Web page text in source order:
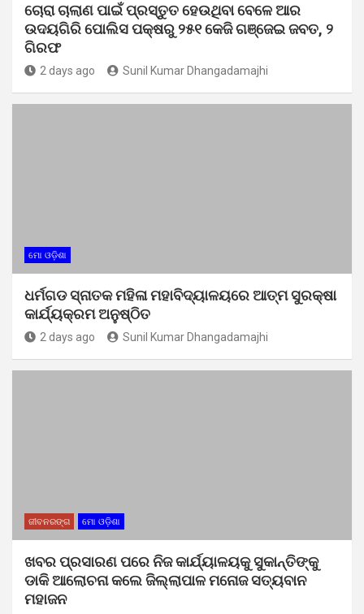
ଚୋରା ଚାଲାଣ ପାଇଁ ପ୍ରସ୍ତୁତ ହେଉଥିବା ବେଳେ ଆର
ଉଦୟଗିରି ପୋଲିସ ପକ୍ଷରୁ ୨୫୧ କେଜି ଗଞ୍ଜେଇ ଜବତ, ୨
ଗିରଫ
2 days ago Sunil Kumar Dhangadamajhi
ମୋ ଓଡ଼ିଶା
ଧର୍ମଗଡ ସ୍ନାତକ ମହିଳା ମହାବିଦ୍ୟାଳୟରେ ଆତ୍ମ ସୁରକ୍ଷା
କାର୍ଯ୍ୟକ୍ରମ ଅନୁଷ୍ଠିତ
2 days ago Sunil Kumar Dhangadamajhi
ଜୀବନରଙ୍ଗ ମୋ ଓଡ଼ିଶା
ଖବର ପ୍ରସାରଣ ପରେ ନିଜ କାର୍ଯ୍ୟାଳୟକୁ ସୁକାନ୍ତିଙ୍କୁ
ଡାକି ଆଲୋଚନା କଲେ ଜିଲ୍ଲାପାଳ ମନୋଜ ସତ୍ୟବାନ
ମହାଜନ